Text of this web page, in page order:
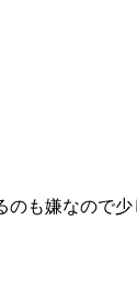
も嫌なので少